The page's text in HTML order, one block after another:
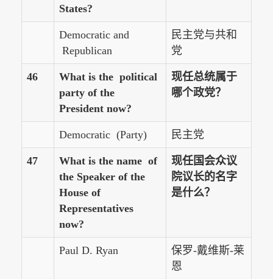
States?
Democratic and
Republican
民主党与共和
党
46
What is the political
party of the
President now?
现任总统属于
哪个政党？
Democratic (Party) 民主党
47
What is the name of
the Speaker of the
House of
Representatives
now?
现任国会众议
院议长的名字
是什么？
Paul D. Ryan
保罗-戴维斯-莱
恩